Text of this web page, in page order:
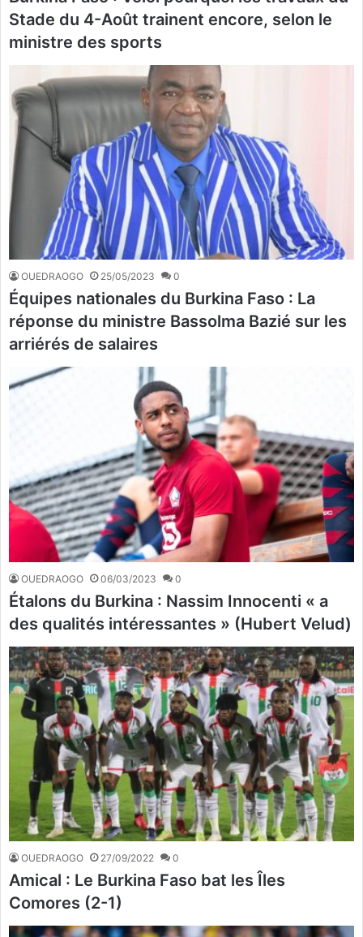
Stade du 4-Août trainent encore, selon le
ministre des sports
OUEDRAOGO 25/05/2023 0
Équipes nationales du Burkina Faso : La
réponse du ministre Bassolma Bazié sur les
arriérés de salaires
OUEDRAOGO 06/03/2023 0
Étalons du Burkina : Nassim Innocenti « a
des qualités intéressantes » (Hubert Velud)
OUEDRAOGO 27/09/2022 0
Amical : Le Burkina Faso bat les Îles
Comores (2-1)